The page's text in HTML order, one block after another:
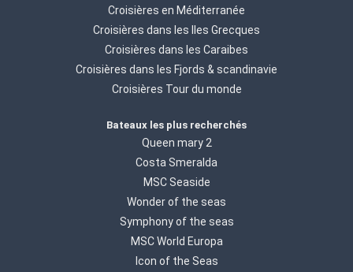
Croisières en Méditerranée
Croisières dans les Iles Grecques
Croisières dans les Caraibes
Croisières dans les Fjords & scandinavie
Croisières Tour du monde
Bateaux les plus recherchés
Queen mary 2
Costa Smeralda
MSC Seaside
Wonder of the seas
Symphony of the seas
MSC World Europa
Icon of the Seas